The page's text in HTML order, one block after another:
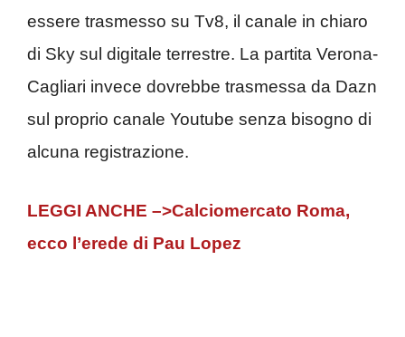
essere trasmesso su Tv8, il canale in chiaro
di Sky sul digitale terrestre. La partita Verona-
Cagliari invece dovrebbe trasmessa da Dazn
sul proprio canale Youtube senza bisogno di
alcuna registrazione.
LEGGI ANCHE –>Calciomercato Roma,
ecco l’erede di Pau Lopez